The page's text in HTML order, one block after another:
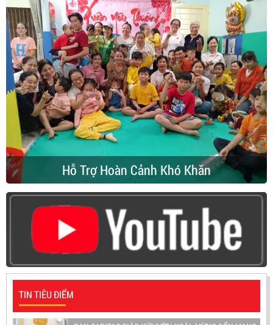
Hỗ Trợ Hoàn Cảnh Khó Khăn
TIN TIÊU ĐIỂM